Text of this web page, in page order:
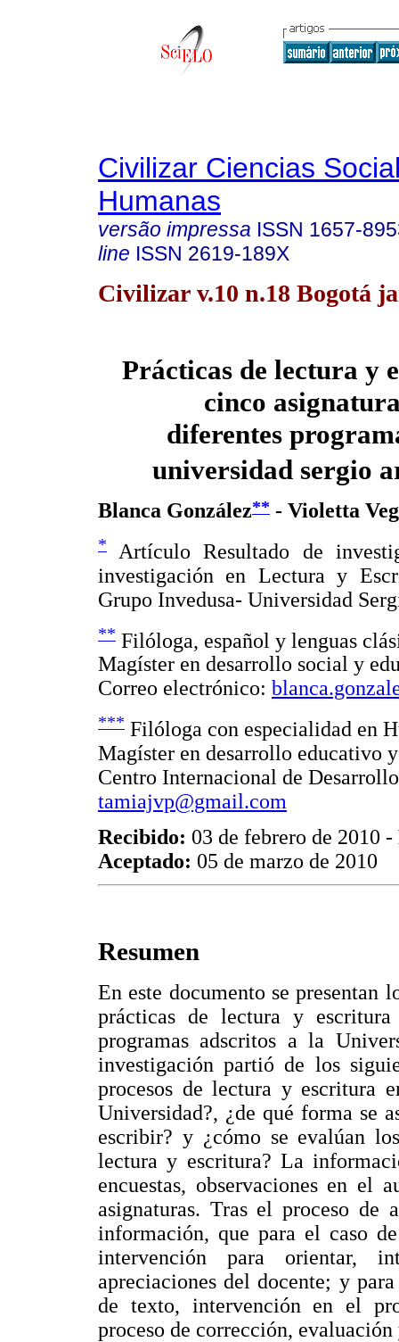
Civilizar Ciencias
Humanas
versão impressa ISSN 1657-
line ISSN 2619-189X
Civilizar v.10 n.18 Bogotá
Prácticas de lectura y
cinco
diferentes
universidad sergio
Blanca González** - Violetta
*
Artículo Resultado de
investigación en Lectura y
Grupo Invedusa- Universidad
** Filóloga, español y lenguas
Magíster en desarrollo social y
Correo electrónico:
*** Filóloga con especialidad en
Magíster en desarrollo educativo
Centro Internacional de
tamiajvp@gmail.com
Recibido: 03 de febrero de 2010 -
Aceptado: 05 de marzo de 2010
Resumen
En este documento se presentan
prácticas de lectura y
programas adscritos a la
investigación partió de los
procesos de lectura y escritura
Universidad?, ¿de qué forma se
escribir? y ¿cómo se evalúan
lectura y escritura? La
encuestas, observaciones en el
asignaturas. Tras el proceso de
información, que para el caso
intervención para orientar,
apreciaciones del docente; y
de texto, intervención en el
proceso de corrección,